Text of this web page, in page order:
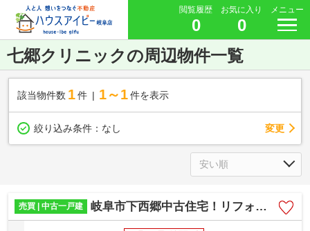
閲覧履歴
0
お気に入り
0
メニュー
七郷クリニックの周辺物件一覧
該当物件数 1件 1～1 件を表示
絞り込み条件： なし 変更
売買 | 中古一戸建 岐阜市下西郷中古住宅！リフォームあり！そのままでお住まいいただけます♪七郷小学校まで徒歩7分！